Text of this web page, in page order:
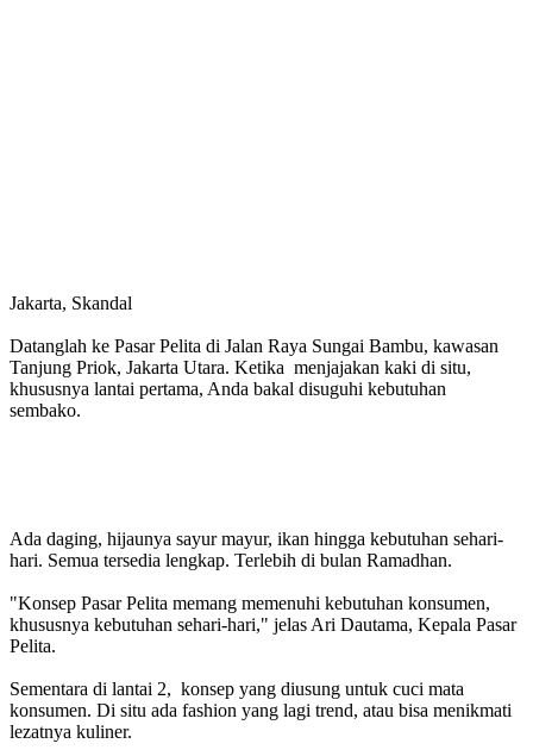
Jakarta, Skandal
Datanglah ke Pasar Pelita di Jalan Raya Sungai Bambu, kawasan
Tanjung Priok, Jakarta Utara. Ketika menjajakan kaki di situ,
khususnya lantai pertama, Anda bakal disuguhi kebutuhan
sembako.
Ada daging, hijaunya sayur mayur, ikan hingga kebutuhan sehari-
hari. Semua tersedia lengkap. Terlebih di bulan Ramadhan.
"Konsep Pasar Pelita memang memenuhi kebutuhan konsumen,
khususnya kebutuhan sehari-hari," jelas Ari Dautama, Kepala Pasar
Pelita.
Sementara di lantai 2, konsep yang diusung untuk cuci mata
konsumen. Di situ ada fashion yang lagi trend, atau bisa menikmati
lezatnya kuliner.